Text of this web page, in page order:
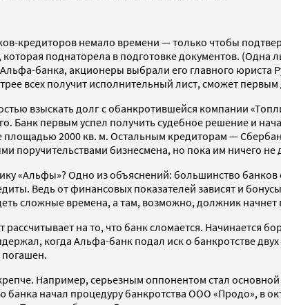
кредиторов немало времени — только чтобы
поднаторела в подготовке документов. (Одна
банка, акционеры выбрали его главного
всех получит исполнительный лист, сможет
взыскать долг с обанкротившейся компании
Банк первым успел получить судебное решение и
2000 кв. м. Остальным кредиторам —
поручительствами бизнесмена, но пока им ничего не
«Альфы»? Одно из объяснений: большинство
Ведь от финансовых показателей зависят и
сложные времена, а там, возможно, должник
рассчитывает на то, что банк сломается.
когда Альфа-банк подал иск о банкротстве
погашен.
Например, серьезным оппонентом стал
банка начал процедуру банкротства ООО «Продо», в